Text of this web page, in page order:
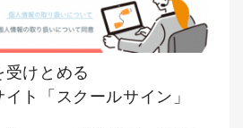
けとめる
ト「スクールサイン」